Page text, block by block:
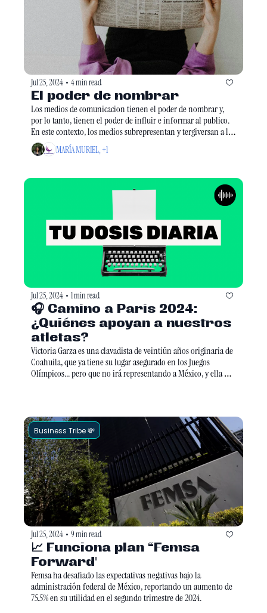
Jul 25, 2024 • 4 min read
El poder de nombrar
Los medios de comunicacion tienen el poder de nombrar y,
por lo tanto, tienen el poder de influir e informar al publico.
En este contexto, los medios subrepresentan y tergiversan a las
mujeres en la arena politica.
MARÍA MURIEL, +1
Jul 25, 2024 • 1 min read
🎧 Camino a Paris 2024:
¿Quiénes apoyan a nuestros
Victoria Garza es una clavadista de veintiún años originaria de
Coahuila, que ya tiene su lugar asegurado en los Juegos
Olímpicos... pero que no irá representando a México, y ella no
Business Tribe 💸
Jul 25, 2024 • 9 min read
📈 Funciona plan “Femsa
Forward"
Femsa ha desafiado las expectativas negativas bajo la
administración federal de México, reportando un aumento de